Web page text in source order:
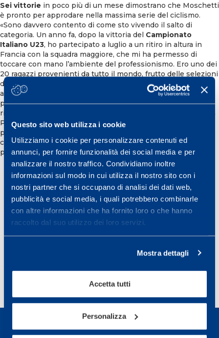
Questo sito web utilizza i cookie
Utilizziamo i cookie per personalizzare contenuti ed
annunci, per fornire funzionalità dei social media e per
analizzare il nostro traffico. Condividiamo inoltre
informazioni sul modo in cui utilizza il nostro sito con i
nostri partner che si occupano di analisi dei dati web,
pubblicità e social media, i quali potrebbero combinarle
con altre informazioni che ha fornito loro o che hanno
raccolto dal suo utilizzo dei loro servizi.
Mostra dettagli
Accetta tutti
Personalizza
Sei vittorie in poco più di un mese dimostrano che Moschetti
è pronto per approdare nella massima serie del ciclismo.
«Sono davvero contento di come sto vivendo il salto di
categoria. Un anno fa, dopo la vittoria del Campionato
Italiano U23, ho partecipato a luglio a un ritiro in altura in
Francia con la squadra maggiore, che mi ha permesso di
toccare con mano l’ambiente del professionismo. Ero uno dei
20 ragazzi provenienti da tutto il mondo, frutto delle selezioni
del team svolte anche attraverso i test di Mapei Sport. In
agosto ho avuto l’occasione di affrontare uno stage e di
partecipare ad alcune gare in maglia Trek Segafredo. Devo
ringraziare
Polartec Kometa per la possibilità di crescere senza
pressioni. E grazie a Mapei Sport, collante tra le due realtà,
che continuerà a costituire il mio punto di riferimento per la
preparazione».
MATTEO MOSCHETTI POLARTEK
TREK-SEGAFREDO